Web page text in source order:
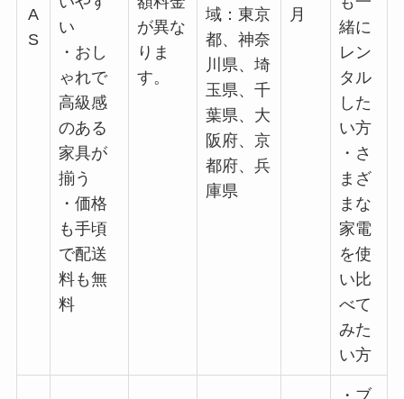
A
S
い
・おし
ゃれで
高級感
のある
家具が
揃う
・価格
も手頃
で配送
料も無
料
が異な
りま
す。
域：東京
都、神奈
川県、埼
玉県、千
葉県、大
阪府、京
都府、兵
庫県
月
緒に
レン
タル
した
い方
・さ
まざ
まな
家電
を使
い比
べて
みた
い方
・ブ